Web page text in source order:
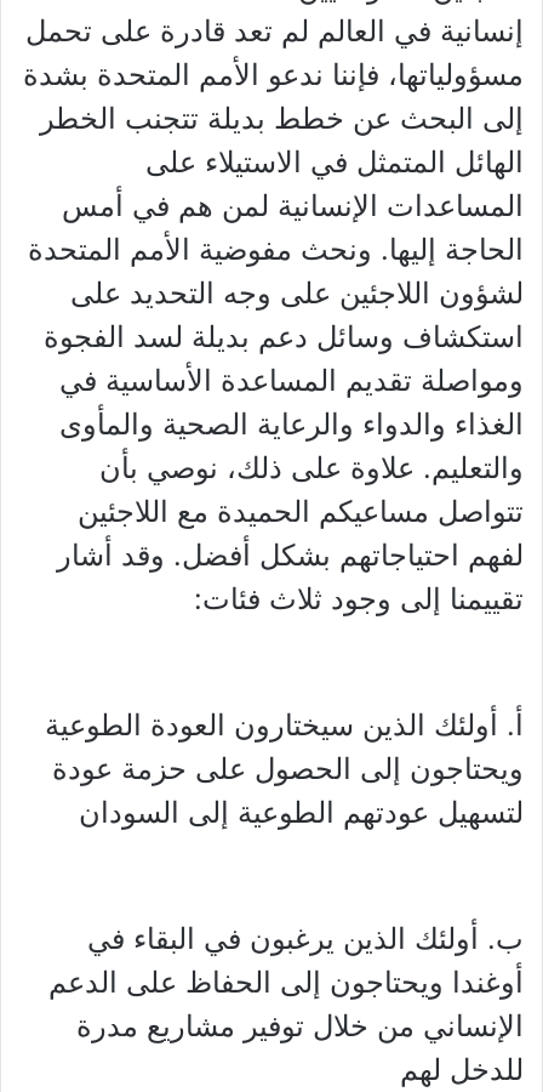
إنسانية في العالم لم تعد قادرة على تحمل
مسؤولياتها، فإننا ندعو الأمم المتحدة بشدة
إلى البحث عن خطط بديلة تتجنب الخطر
الهائل المتمثل في الاستيلاء على
المساعدات الإنسانية لمن هم في أمس
الحاجة إليها. ونحث مفوضية الأمم المتحدة
لشؤون اللاجئين على وجه التحديد على
استكشاف وسائل دعم بديلة لسد الفجوة
ومواصلة تقديم المساعدة الأساسية في
الغذاء والدواء والرعاية الصحية والمأوى
والتعليم. علاوة على ذلك، نوصي بأن
تتواصل مساعيكم الحميدة مع اللاجئين
لفهم احتياجاتهم بشكل أفضل. وقد أشار
تقييمنا إلى وجود ثلاث فئات:
أ. أولئك الذين سيختارون العودة الطوعية
ويحتاجون إلى الحصول على حزمة عودة
لتسهيل عودتهم الطوعية إلى السودان
ب. أولئك الذين يرغبون في البقاء في
أوغندا ويحتاجون إلى الحفاظ على الدعم
الإنساني من خلال توفير مشاريع مدرة
للدخل لهم